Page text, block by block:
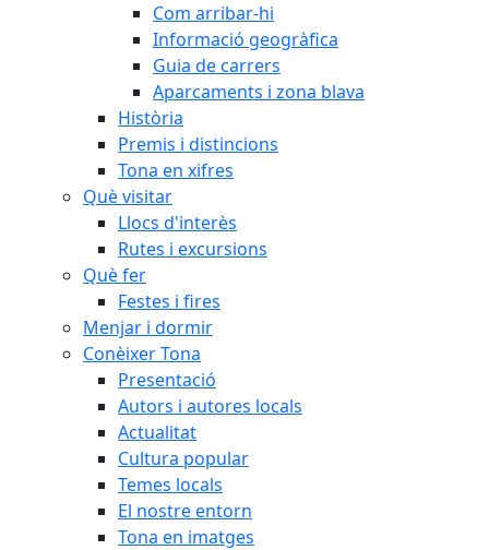
Com arribar-hi
Informació geogràfica
Guia de carrers
Aparcaments i zona blava
Història
Premis i distincions
Tona en xifres
Què visitar
Llocs d'interès
Rutes i excursions
Què fer
Festes i fires
Menjar i dormir
Conèixer Tona
Presentació
Autors i autores locals
Actualitat
Cultura popular
Temes locals
El nostre entorn
Tona en imatges